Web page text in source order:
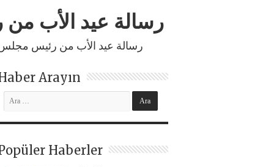
رسالة عيد الأب
رسالة عيد الأب من رئيس مجلس
Arayın
Haberler